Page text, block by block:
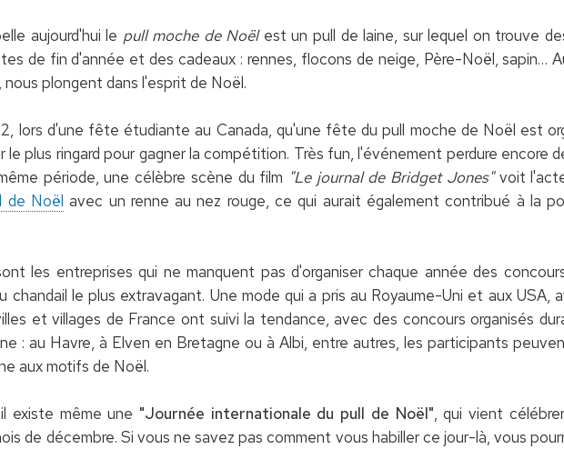
aujourd'hui le pull moche de Noëlest un pull de laine, sur lequel on trouve
de fin d'année et des cadeaux : rennes, flocons de neige, Père-Noël, sapin…
plongent dans l'esprit de Noël.
lors d'une fête étudiante au Canada, qu'une fête du pull moche de Noël est
le plus ringard pour gagner la compétition. Très fun, l'événement perdure encore
période, une célèbre scène du film "Le journal de Bridget Jones"voit
de Noël avec un renne au nez rouge, ce qui aurait également contribué à la
les entreprises qui ne manquent pas d'organiser chaque année des
chandail le plus extravagant. Une mode qui a pris au Royaume-Uni et aux USA,
et villages de France ont suivi la tendance, avec des concours organisés
: au Havre, à Elven en Bretagne ou à Albi, entre autres, les participants
aux motifs de Noël.
existe même une "Journée internationale du pull de Noël", qui vient
de décembre. Si vous ne savez pas comment vous habiller ce jour-là, vous